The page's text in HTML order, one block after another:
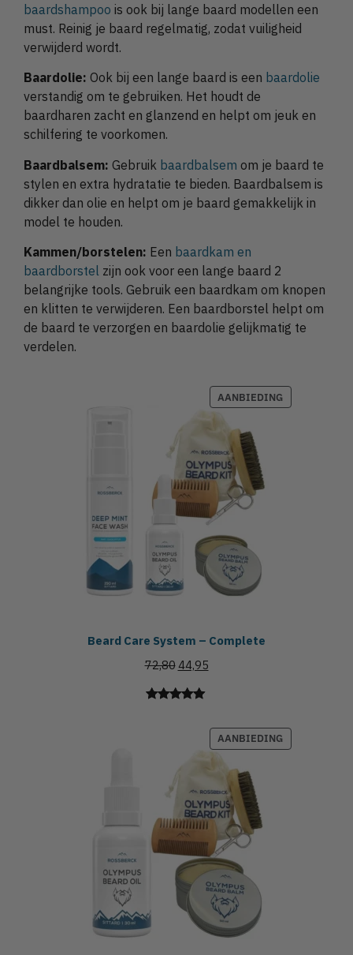
baardshampoo is ook bij lange baard modellen een
must. Reinig je baard regelmatig, zodat vuiligheid
verwijderd wordt.
Baardolie: Ook bij een lange baard is een baardolie
verstandig om te gebruiken. Het houdt de
baardharen zacht en glanzend en helpt om jeuk en
schilfering te voorkomen.
Baardbalsem: Gebruik baardbalsem om je baard te
stylen en extra hydratatie te bieden. Baardbalsem is
dikker dan olie en helpt om je baard gemakkelijk in
model te houden.
Kammen/borstelen: Een baardkam en
baardborstel zijn ook voor een lange baard 2
belangrijke tools. Gebruik een baardkam om knopen
en klitten te verwijderen. Een baardborstel helpt om
de baard te verzorgen en baardolie gelijkmatig te
verdelen.
AANBIEDING
Beard Care System – Complete
72,80 44,95
klant
AANBIEDING